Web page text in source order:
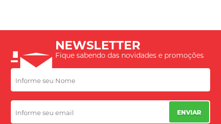
NEWSLETTER
Fique sabendo das novidades e promoções
ENVIAR